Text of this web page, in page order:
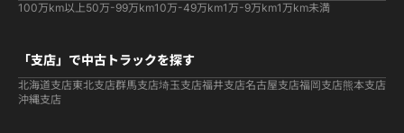
100万km以上50万-99万km10万-49万km1万-9万km1万km未満
「支店」で中古トラックを探す
北海道支店東北支店群馬支店埼玉支店福井支店名古屋支店福岡支店熊本支店
沖縄支店